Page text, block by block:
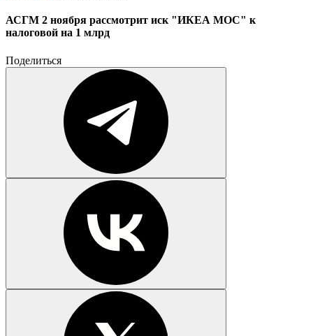
АСГМ 2 ноября рассмотрит иск "ИКЕА МОС" к
налоговой на 1 млрд
Поделиться